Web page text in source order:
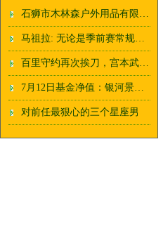
石狮市木林森户外用品有限公司8月9日新增投诉共2个，近一月公示投诉总量7件
马祖拉: 无论是季前赛常规赛季后赛还是总决赛 获胜的过程都一样
百里守约再次挨刀，宫本武藏＆马超也被调整，逐日之弓射程下调
7月12日基金净值：银河景行3个月定开债最新净值1.0414，涨0.04%
对前任最狠心的三个星座男